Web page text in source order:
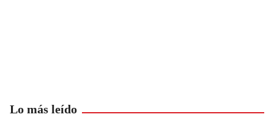
Lo más leído